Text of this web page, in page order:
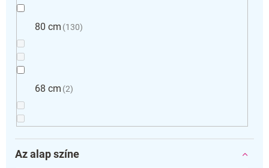
80 cm 130
68 cm 2
Az alap színe